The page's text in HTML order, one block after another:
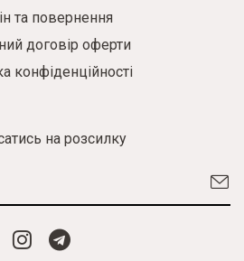
та повернення
договір оферти
конфіденційності
на розсилку